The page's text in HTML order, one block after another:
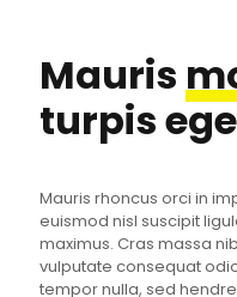
Mauris
turpis
Mauris rhoncus orci in
euismod nisl suscipit
maximus. Cras massa
vulputate consequat
tempor nulla, sed